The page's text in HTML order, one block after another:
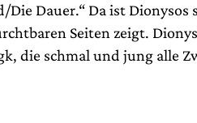
Dauer.“ Da ist
Seiten zeigt.
die schmal und jung alle